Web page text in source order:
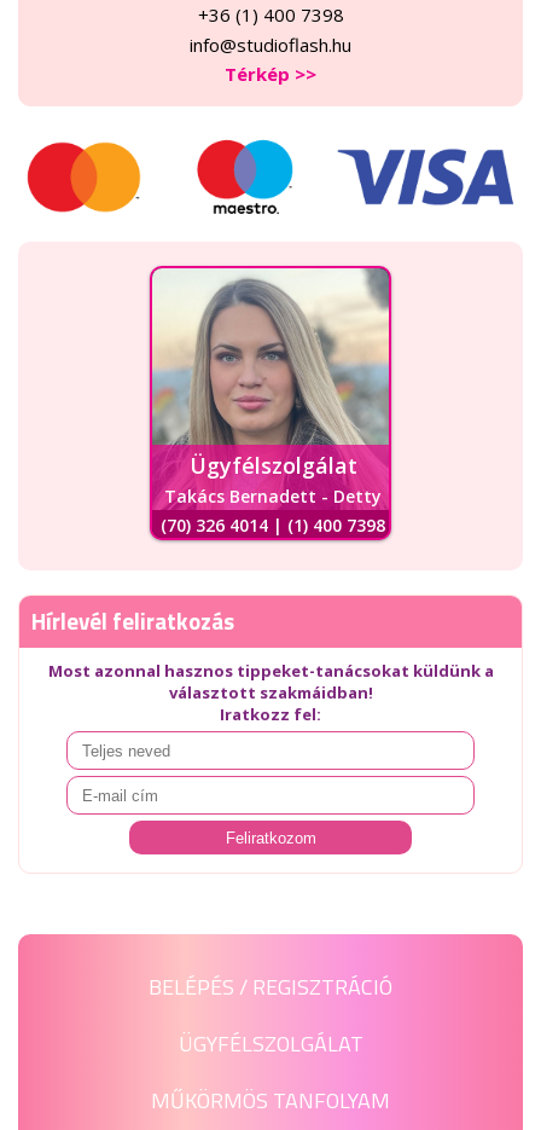
+36 (1) 400 7398
info@studioflash.hu
Térkép >>
Ügyfélszolgálat
Takács Bernadett - Detty
(70) 326 4014 | (1) 400 7398
Hírlevél feliratkozás
Most azonnal hasznos tippeket-tanácsokat küldünk a
választott szakmáidban!
Iratkozz fel:
BELÉPÉS / REGISZTRÁCIÓ
ÜGYFÉLSZOLGÁLAT
MŰKÖRMÖS TANFOLYAM